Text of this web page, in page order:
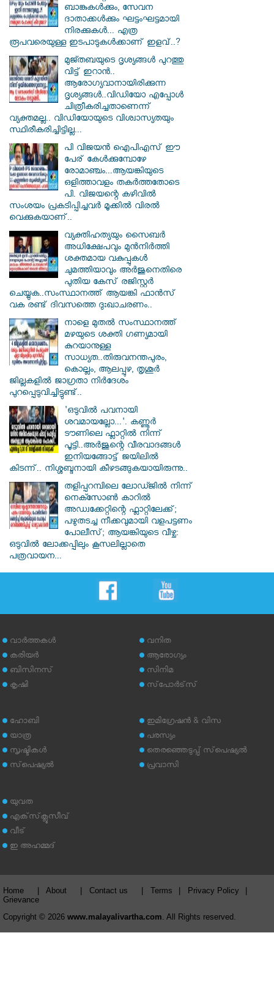
ബാങ്കുകള്‍ക്കും, സേവന
ദാതാക്കള്‍ക്കും ഘട്ടംഘട്ടമായി
നിരക്കുകള്‍... എത്ര
രൂപവരെയുള്ള ഇടപാടുകള്‍ക്കാണ് ഇളവ്..?
മുജ്തബയുടെ ദൃശ്യങ്ങൾ പുറത്തു
വിട്ട് ഇറാൻ..
ആരോഗ്യവാനായിരിക്കുന്ന
ദൃശ്യങ്ങൾ..വിഡിയോ എപ്പോൾ
ചിത്രീകരിച്ചതാണെന്ന്
വ്യക്തമല്ല.. വിഡിയോയുടെ വിശ്വാസ്യതയും
സ്ഥിരീകരിച്ചിട്ടില്ല...
പി വിജയന്‍ ഐപിഎസ് ഈ
പേര് കേൾക്കുമ്പോഴേ
രോമാഞ്ചം...ആയങ്കിയുടെ
ഒളിത്താവളം തകര്‍ത്തതോടെ
പി. വിജയന്റെ കഴിവില്‍
സംശയം പ്രകടിപ്പിച്ചവര്‍ മൂക്കില്‍ വിരല്‍
വെക്കുകയാണ്..
വ്യക്തിഹത്യയും സൈബര്‍
അധിക്ഷേപവും മുന്‍നിര്‍ത്തി
ശക്തമായ വകുപ്പുകള്‍
ചുമത്തിയാവും അർജുനെതിരെ
പുതിയ കേസ് രജിസ്റ്റര്‍
ചെയ്യുക..സംസ്ഥാനത്ത് ആയങ്കി ഫാൻസ്
വക രണ്ട് ദിവസത്തെ ദുഃഖാചരണം..
നാളെ മുതൽ സംസ്ഥാനത്ത്
മഴയുടെ ശക്തി ഗണ്യമായി
കുറയാനുള്ള
സാധ്യത..തിരുവനന്തപുരം,
കൊല്ലം, ആലപ്പുഴ, തൃശൂർ
ജില്ലകളിൽ ജാഗ്രതാ നിർദേശം
പുറപ്പെടുവിച്ചിട്ടുണ്ട്..
'ഒടുവിൽ പവനായി
ശവമായല്ലോ...'. കണ്ണൂര്‍
ടൗണിലെ ഫ്ലാറ്റിൽ നിന്ന്
പൂട്ടി..അർജുന്റെ വീരവാദങ്ങൾ
ഇനിയങ്ങോട്ട് ജയിലിൽ
കിടന്ന്.. നിശ്ശബ്ദനായി കീഴടങ്ങുകയായിരുന്നു..
തളിപ്പറമ്പിലെ ലോഡ്ജിൽ നിന്ന്
നെക്സോൺ കാറിൽ
അഡ്വക്കേറ്റിന്റെ ഫ്ലാറ്റിലേക്ക്;
പഴുതടച്ച നീക്കവുമായി വളപട്ടണം
പോലീസ്; ആയങ്കിയുടെ വീഴ്ച:
ഒടുവിൽ ലോക്കപ്പിലും കൂസലില്ലാതെ
പത്രവായന...
വാര്‍ത്തകള്‍
കരിയര്‍
ബിസിനസ്
കൃഷി
വനിത
ആരോഗ്യം
സിനിമ
സ്‌പോര്‍ട്‌സ്
ഹോബി
യാത്ര
സൃഷ്ടികള്‍
സ്‌പെഷ്യല്‍
ഇമിഗ്രേഷന്‍ & വിസ
പരസ്യം
തെരഞ്ഞെടുപ്പ് സ്‌പെഷ്യല്‍
പ്രവാസി
യുവത
എക്‌സ്‌ക്ലൂസീവ്
വീട്
ഇ അഹമ്മദ്‌
Home About Contact us Terms Privacy Policy
Grievance
Copyright © 2026 www.malayalivartha.com . All Rights reserved.